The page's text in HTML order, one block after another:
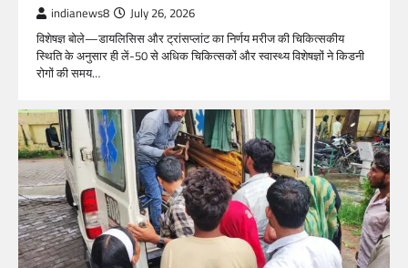
indianews8 July 26, 2026
विशेषज्ञ बोले—डायलिसिस और ट्रांसप्लांट का निर्णय मरीज की चिकित्सकीय
स्थिति के अनुसार ही लें-50 से अधिक चिकित्सकों और स्वास्थ्य विशेषज्ञों ने किडनी
रोगों की समय…